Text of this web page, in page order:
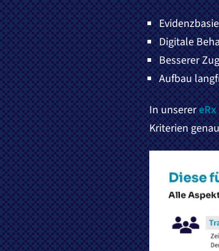
Digitale
Besserer
Aufbau
In unserer
Kriterien